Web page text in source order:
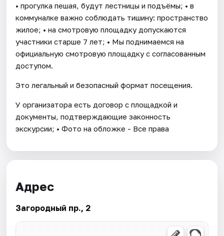
• прогулка пешая, будут лестницы и подъёмы; • в
коммуналке важно соблюдать тишину: пространство
жилое; • на смотровую площадку допускаются
участники старше 7 лет; • Мы поднимаемся на
официальную смотровую площадку с согласованным
доступом.
Это легальный и безопасный формат посещения.
У организатора есть договор с площадкой и
документы, подтверждающие законность
экскурсии; • Фото на обложке - Все права
Адрес
Загородный пр., 2